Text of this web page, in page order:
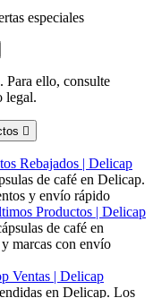
especiales
Para ello, consulte
legal.

Rebajados | Delicap
de café en Delicap.
y envío rápido
Productos | Delicap
de café en
marcas con envío
Ventas | Delicap
en Delicap. Los